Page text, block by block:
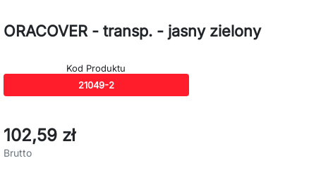
ORACOVER - transp. - jasny zielony
Kod Produktu
21049-2
102,59 zł
Brutto